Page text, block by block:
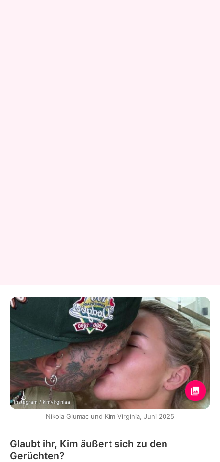
Instagram / kimvirginiaa
Nikola Glumac und Kim Virginia, Juni 2025
Glaubt ihr, Kim äußert sich zu den
Gerüchten?